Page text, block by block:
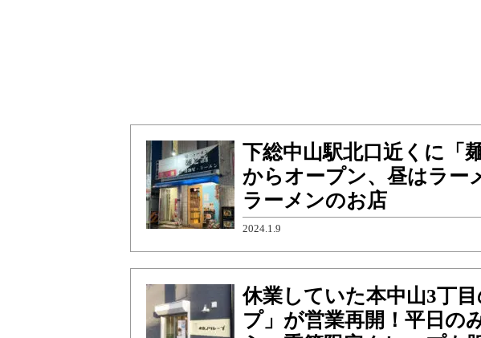
下総中山駅北口近くに「
からオープン、昼はラー
ラーメンのお店
2024.1.9
休業していた本中山3丁
プ」が営業再開！平日の